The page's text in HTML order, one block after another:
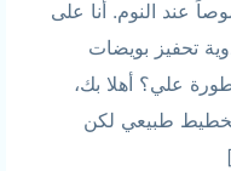
عند النوم. أنا على
تحفيز بويضات
علي؟ أهلا بك،
طبيعي لكن